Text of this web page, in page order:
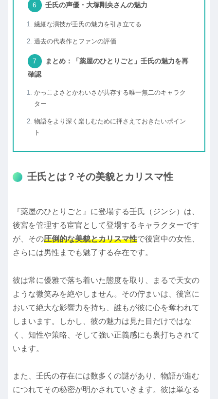
壬氏の声優・大塚剛央さんの魅力
繊細な演技が壬氏の魅力を引き立てる
過去の代表作とファンの評価
まとめ：「薬屋のひとりごと」壬氏の魅力を再
確認
かっこよさとかわいさが共存する唯一無二のキャラク
ター
物語をより深く楽しむために押さえておきたいポイン
ト
壬氏とは？その美貌とカリスマ性
『薬屋のひとりごと』に登場する壬氏（ジンシ）は、
後宮を管理する宦官として登場するキャラクターです
が、その圧倒的な美貌とカリスマ性で後宮中の女性、
さらには男性までも魅了する存在です。
彼は常に優雅で落ち着いた態度を取り、まるで天女の
ような微笑みを絶やしません。その佇まいは、後宮に
おいて絶大な影響力を持ち、誰もが彼に心を奪われて
しまいます。しかし、彼の魅力は見た目だけではな
く、知性や策略、そして強い正義感にも裏打ちされて
います。
また、壬氏の存在には数多くの謎があり、物語が進む
につれてその秘密が明かされていきます。彼は単なる